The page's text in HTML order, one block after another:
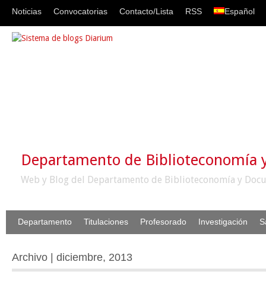
Noticias Convocatorias Contacto/Lista RSS Español
Departamento de Biblioteconomía
Web y Blog del Departamento de Biblioteconomía y
Departamento Titulaciones Profesorado Investigación
Archivo | diciembre, 2013